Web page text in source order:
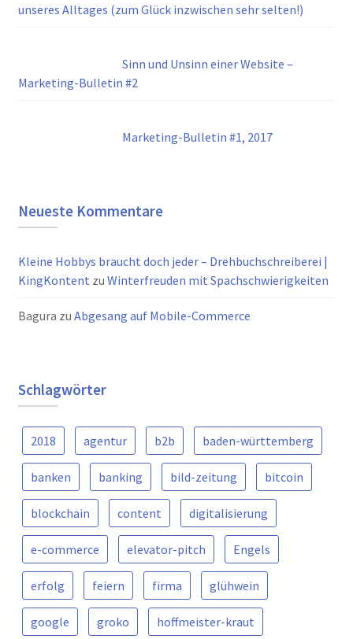
unseres Alltages (zum Glück inzwischen sehr selten!)
Sinn und Unsinn einer Website –
Marketing-Bulletin #2
Marketing-Bulletin #1, 2017
Neueste Kommentare
Kleine Hobbys braucht doch jeder – Drehbuchschreiberei |
KingKontent zu Winterfreuden mit Spachschwierigkeiten
Bagura zu Abgesang auf Mobile-Commerce
Schlagwörter
2018 agentur b2b baden-württemberg
banken banking bild-zeitung bitcoin
blockchain content digitalisierung
e-commerce elevator-pitch Engels
erfolg feiern firma glühwein
google groko hoffmeister-kraut